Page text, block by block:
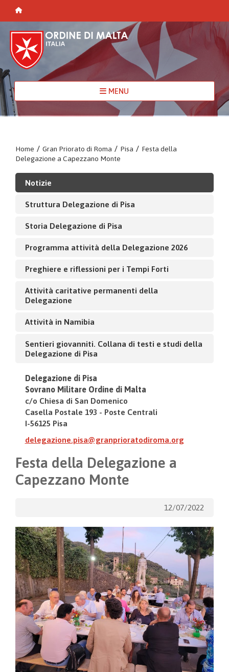
MENU
Home / Gran Priorato di Roma / Pisa / Festa della
Delegazione a Capezzano Monte
Notizie
Struttura Delegazione di Pisa
Storia Delegazione di Pisa
Programma attività della Delegazione 2026
Preghiere e riflessioni per i Tempi Forti
Attività caritative permanenti della
Delegazione
Attività in Namibia
Sentieri giovanniti. Collana di testi e studi della
Delegazione di Pisa
Delegazione di Pisa
Sovrano Militare Ordine di Malta
c/o Chiesa di San Domenico
Casella Postale 193 - Poste Centrali
I-56125 Pisa
delegazione.pisa@granprioratodiroma.org
Festa della Delegazione a
Capezzano Monte
12/07/2022